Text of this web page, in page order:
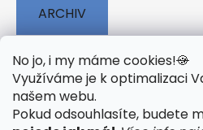
No jo, i my máme cookies!🍪
Využíváme je k optimalizaci
našem webu.
Pokud odsouhlasíte, budete
ARCHIV
🟢 TECHNOLOGIE
🟢 O
🟢 NÁVODY